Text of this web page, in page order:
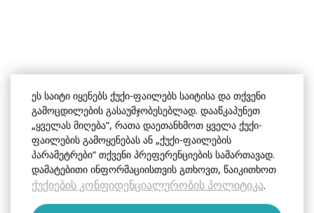
ეს საიტი იყენებს ქუქი-ფაილებს საიტისა და თქვენი
გამოცდილების გასაუმჯობესებლად. დააწკაპუნეთ
„ყველას მიღება“, რათა დაეთანხმოთ ყველა ქუქი-
ფაილების გამოყენებას ან „ქუქი-ფაილების
პარამეტრები“ თქვენი პრეფერენციების სამართავად.
დამატებითი ინფორმაციისთვის გთხოვთ, წაიკითხოთ
ქუქიების კონფიდენციალურობის პოლიტიკა.